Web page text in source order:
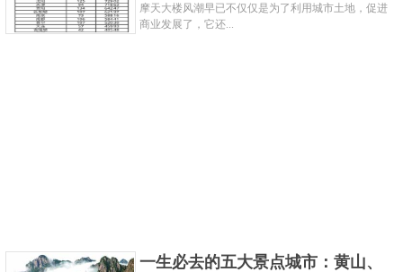
摩天大楼风潮早已不仅仅是为了利用城市土地，促进
商业发展了，它还...
一生必去的五大景点城市：黄山、